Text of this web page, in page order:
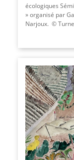
écologiques
» organisé par
Narjoux. ©